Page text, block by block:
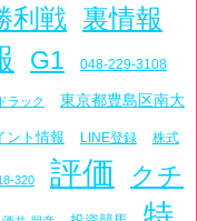
利戦 裏情報
G1 048-229-3108
ラック 東京都豊島区南大
ント情報 LINE登録 株式
320 評価
クチ